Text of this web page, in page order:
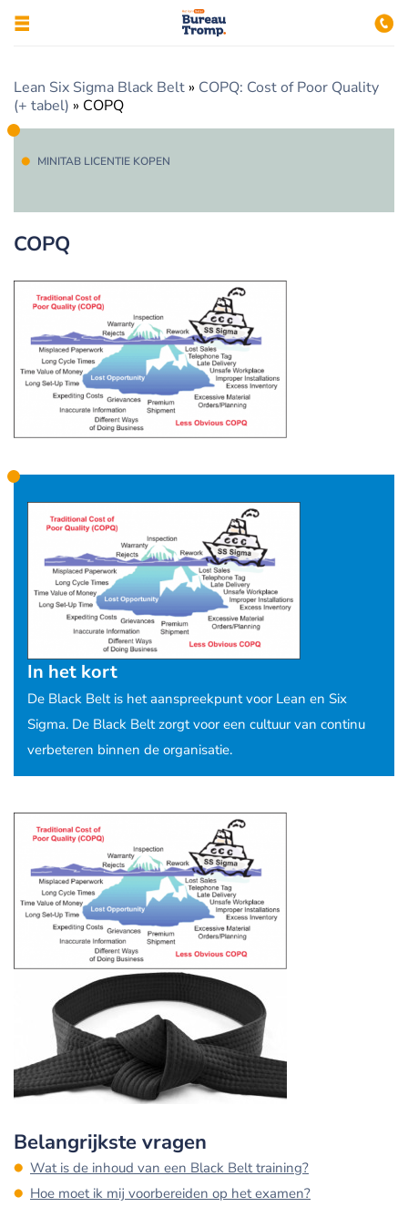
Lean Six Sigma Black Belt » COPQ: Cost of Poor Quality
(+ tabel) » COPQ
MINITAB LICENTIE KOPEN
COPQ
In het kort
De Black Belt is het aanspreekpunt voor Lean en Six
Sigma. De Black Belt zorgt voor een cultuur van continu
verbeteren binnen de organisatie.
Belangrijkste vragen
Wat is de inhoud van een Black Belt training?
Hoe moet ik mij voorbereiden op het examen?